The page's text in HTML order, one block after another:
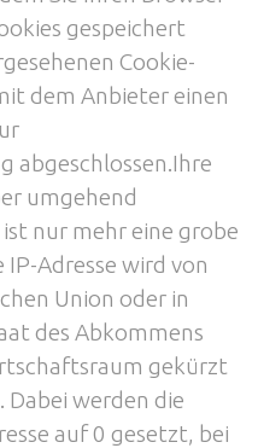
gespeichert
Cookie-
dem Anbieter einen
abgeschlossen.Ihre
umgehend
nur mehr eine grobe
Adresse wird von
Union oder in
des Abkommens
gekürzt
werden die
auf 0 gesetzt, bei